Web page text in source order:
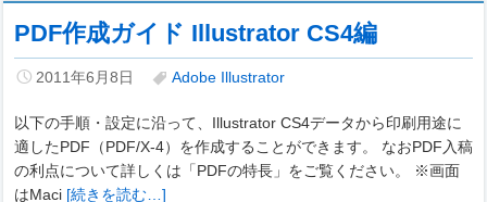
PDF作成ガイド Illustrator CS4編
2011年6月8日 Adobe Illustrator
以下の手順・設定に沿って、Illustrator CS4データから印刷用途に
適したPDF（PDF/X-4）を作成することができます。 なおPDF入稿
の利点について詳しくは「PDFの特長」をご覧ください。 ※画面
はMaci [続きを読む…]